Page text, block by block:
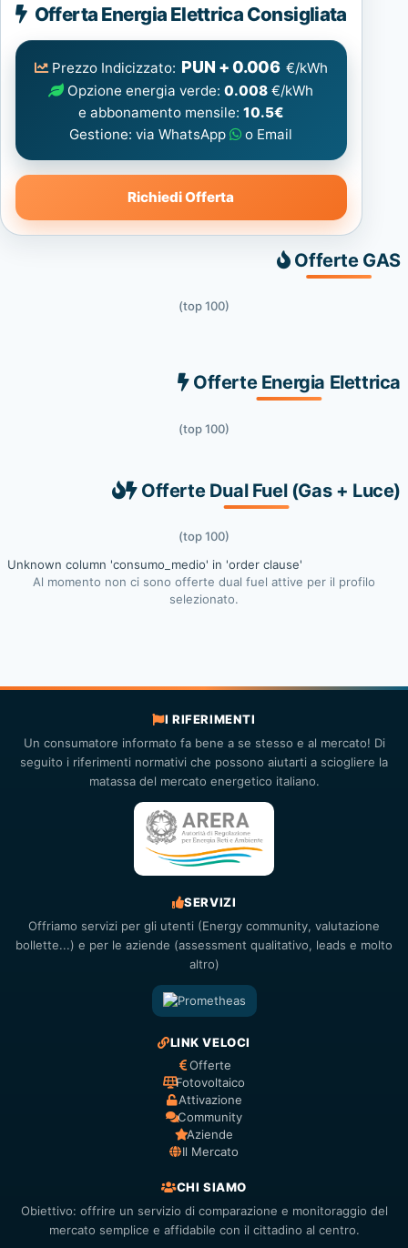
Energia
Elettrica
consigliata
Offerta Energia Elettrica Consigliata
Prezzo Indicizzato: PUN + 0.006 €/kWh
Opzione energia verde:0.008 €/kWh
e abbonamento mensile: 10.5€
Gestione: via WhatsApp
o Email
Richiedi Offerta
Offerte GAS
(top 100)
Offerte Energia Elettrica
(top 100)
Offerte Dual Fuel (Gas + Luce)
(top 100)
Unknown column 'consumo_medio' in 'order clause'
Al momento non ci sono offerte dual fuel attive per il profilo
selezionato.
I RIFERIMENTI
Un consumatore informato fa bene a se stesso e al mercato! Di
seguito i riferimenti normativi che possono aiutarti a sciogliere la
matassa del mercato energetico italiano.
SERVIZI
Offriamo servizi per gli utenti (Energy community, valutazione
bollette...) e per le aziende (assessment qualitativo, leads e molto
altro)
LINK VELOCI
Offerte
Fotovoltaico
Attivazione
Community
Aziende
Il Mercato
CHI SIAMO
Obiettivo: offrire un servizio di comparazione e monitoraggio del
mercato semplice e affidabile con il cittadino al centro.